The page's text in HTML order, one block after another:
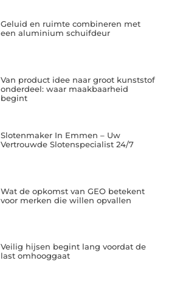
Geluid en ruimte combineren met
een aluminium schuifdeur
Van product idee naar groot kunststof
onderdeel: waar maakbaarheid
begint
Slotenmaker In Emmen – Uw
Vertrouwde Slotenspecialist 24/7
Wat de opkomst van GEO betekent
voor merken die willen opvallen
Veilig hijsen begint lang voordat de
last omhooggaat